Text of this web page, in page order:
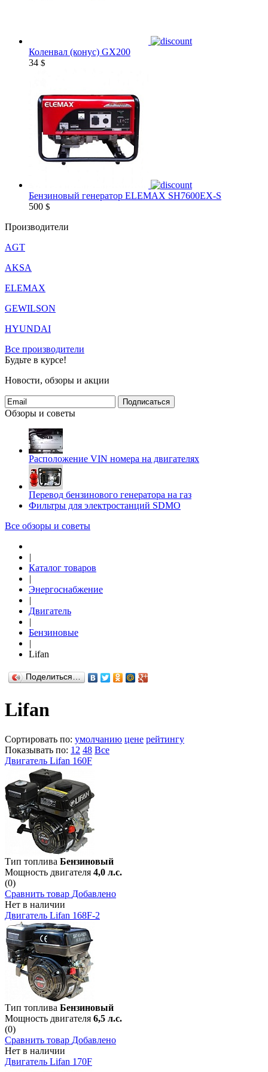
Коленвал (конус) GX200
34 $
Бензиновый генератор ELEMAX SH7600EX-S
500 $
Производители
AGT
AKSA
ELEMAX
GEWILSON
HYUNDAI
Все производители
Будьте в курсе!
Новости, обзоры и акции
Подписаться
Обзоры и советы
Расположение VIN номера на двигателях
Перевод бензинового генератора на газ
Фильтры для электростанций SDMO
Все обзоры и советы
|
Каталог товаров
|
Энергоснабжение
|
Двигатель
|
Бензиновые
|
Lifan
Поделиться…
Lifan
Сортировать по: умолчанию цене рейтингу
Показывать по: 12 48 Все
Двигатель Lifan 160F
Тип топлива Бензиновый
Мощность двигателя 4,0 л.с.
(0)
Сравнить товар Добавлено
Нет в наличии
Двигатель Lifan 168F-2
Тип топлива Бензиновый
Мощность двигателя 6,5 л.с.
(0)
Сравнить товар Добавлено
Нет в наличии
Двигатель Lifan 170F